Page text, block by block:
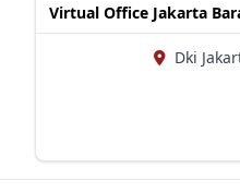
Virtual Office Jakarta
Dki